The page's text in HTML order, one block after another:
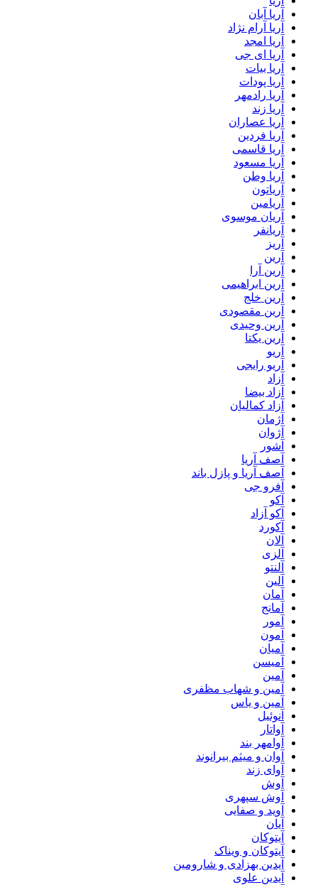
آریا آبان
آریا آرام نژاد
آریا امجد
آریا ای جی
آریا بیات
آریا پودات
آریا رادمهر
آریا زند
آریا عصاران
آریا فردین
آریا قاسمی
آریا مسعود
آریا وطن
آریاتون
آریامین
آریان موسوی
آریانفر
آریز
آرین
آرین آرا
آرین ابراهیمی
آرین خلج
آرین مقصودی
آرین وحیدی
آرین یکتا
آریو
آریو رایجی
آزاد
آزاد بیضا
آزاد کمالیان
آژمان
آژوان
آشور
آصف آریا
آصف آریا و پازل باند
آفرو جی
آکو
آکو آزاد
آکورد
آلان
آلزی
آلنتو
آلین
آمان
آمانج
آمور
آمون
آمیان
آمیسن
آمین
آمین و شهاب مظفری
آمین و یاس
آنوئیل
آواتار
آوامهر بند
آوان و میثم بیرانوند
آوای زند
آوش
آوش سپهری
آوید و صفایی
آیان
آیتوکان
آیتوکان و ویناک
آیدین بهزادی و شارومین
آیدین علوی